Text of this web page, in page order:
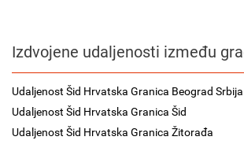
Izdvojene udaljenosti između
Udaljenost Šid Hrvatska Granica Beograd Srbija
Udaljenost Šid Hrvatska Granica Šid
Udaljenost Šid Hrvatska Granica Žitorađa